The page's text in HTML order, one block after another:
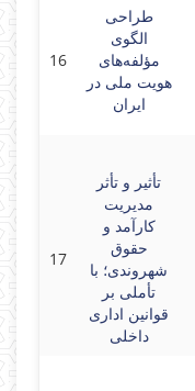
16
طراحی
الگوی
مؤلفه‌های
هویت ملی در
ایران
17
تأثیر و تأثر
مدیریت
کارآمد و
حقوق
شهروندی؛ با
تأملی بر
قوانین اداری
داخلی